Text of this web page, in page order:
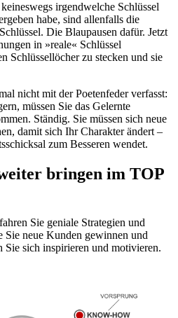
irgendwelche Schlüssel
habe, sind allenfalls die
Die Blaupausen dafür. Jetzt
in »reale« Schlüssel
Schlüssellöcher zu stecken und sie
nicht mit der Poetenfeder verfasst:
müssen Sie das Gelernte
Ständig. Sie müssen sich neue
damit sich Ihr Charakter ändert –
zum Besseren wendet.
bringen im TOP
Sie geniale Strategien und
neue Kunden gewinnen und
Sie sich inspirieren und motivieren.